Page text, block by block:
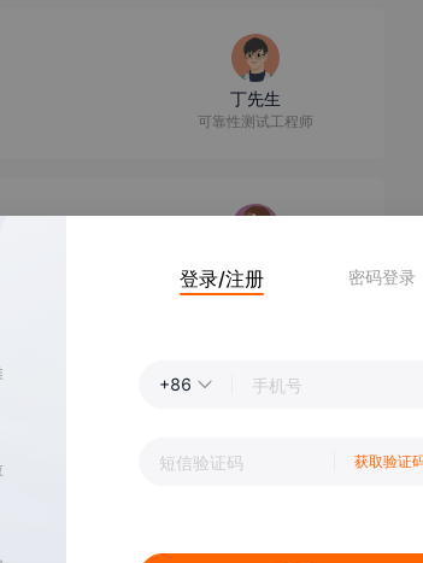
丁先生
可靠性测试工程师
刘女士
工程师
登录/注册 密码登录
+86
获取验证